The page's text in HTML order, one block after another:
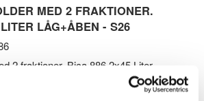
MED 2 FRAKTIONER.
LÅG+ÅBEN - S26
2 fraktioner. Bica 886 2x45 Liter
affaldsstation i S26 BICA-serien er
Det funktionelle design gør det